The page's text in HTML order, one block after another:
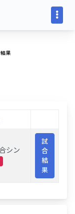
果
シン
試
合
結
果